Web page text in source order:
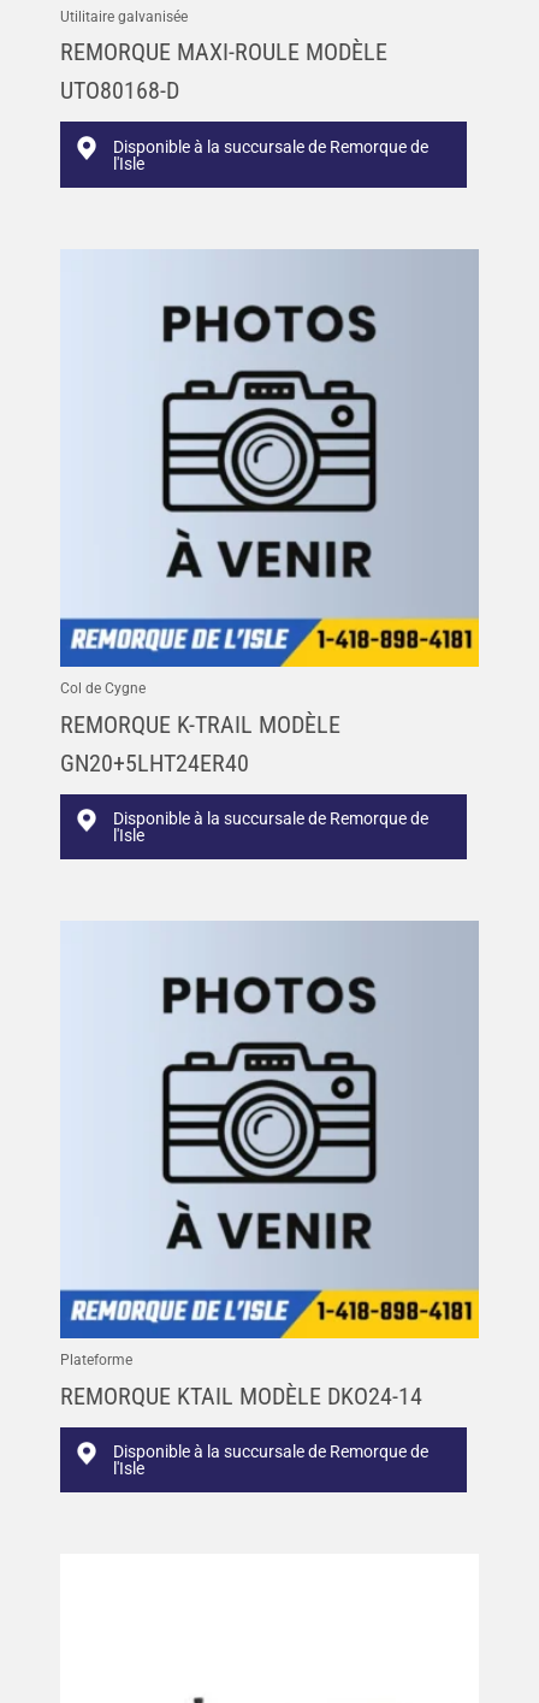
Utilitaire galvanisée
REMORQUE MAXI-ROULE MODÈLE
UTO80168-D
Disponible à la succursale de Remorque de
l'Isle
Col de Cygne
REMORQUE K-TRAIL MODÈLE
GN20+5LHT24ER40
Disponible à la succursale de Remorque de
l'Isle
Plateforme
REMORQUE KTAIL MODÈLE DKO24-14
Disponible à la succursale de Remorque de
l'Isle